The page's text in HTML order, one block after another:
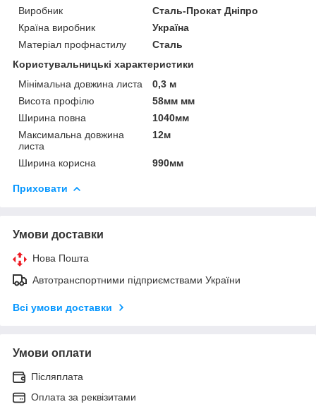
Виробник
Сталь-Прокат Дніпро
Країна виробник
Україна
Матеріал профнастилу
Сталь
Користувальницькі характеристики
Мінімальна довжина листа
0,3 м
Висота профілю
58мм мм
Ширина повна
1040мм
Максимальна довжина
листа
12м
Ширина корисна 990мм
Приховати
Умови доставки
Нова Пошта
Автотранспортними підприємствами України
Всі умови доставки
Умови оплати
Післяплата
Оплата за реквізитами